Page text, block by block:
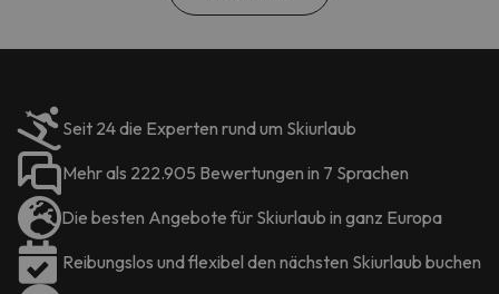
Seit 24 die Experten rund um Skiurlaub
Mehr als 222.905 Bewertungen in 7 Sprachen
Die besten Angebote für Skiurlaub in ganz Europa
Reibungslos und flexibel den nächsten Skiurlaub buchen